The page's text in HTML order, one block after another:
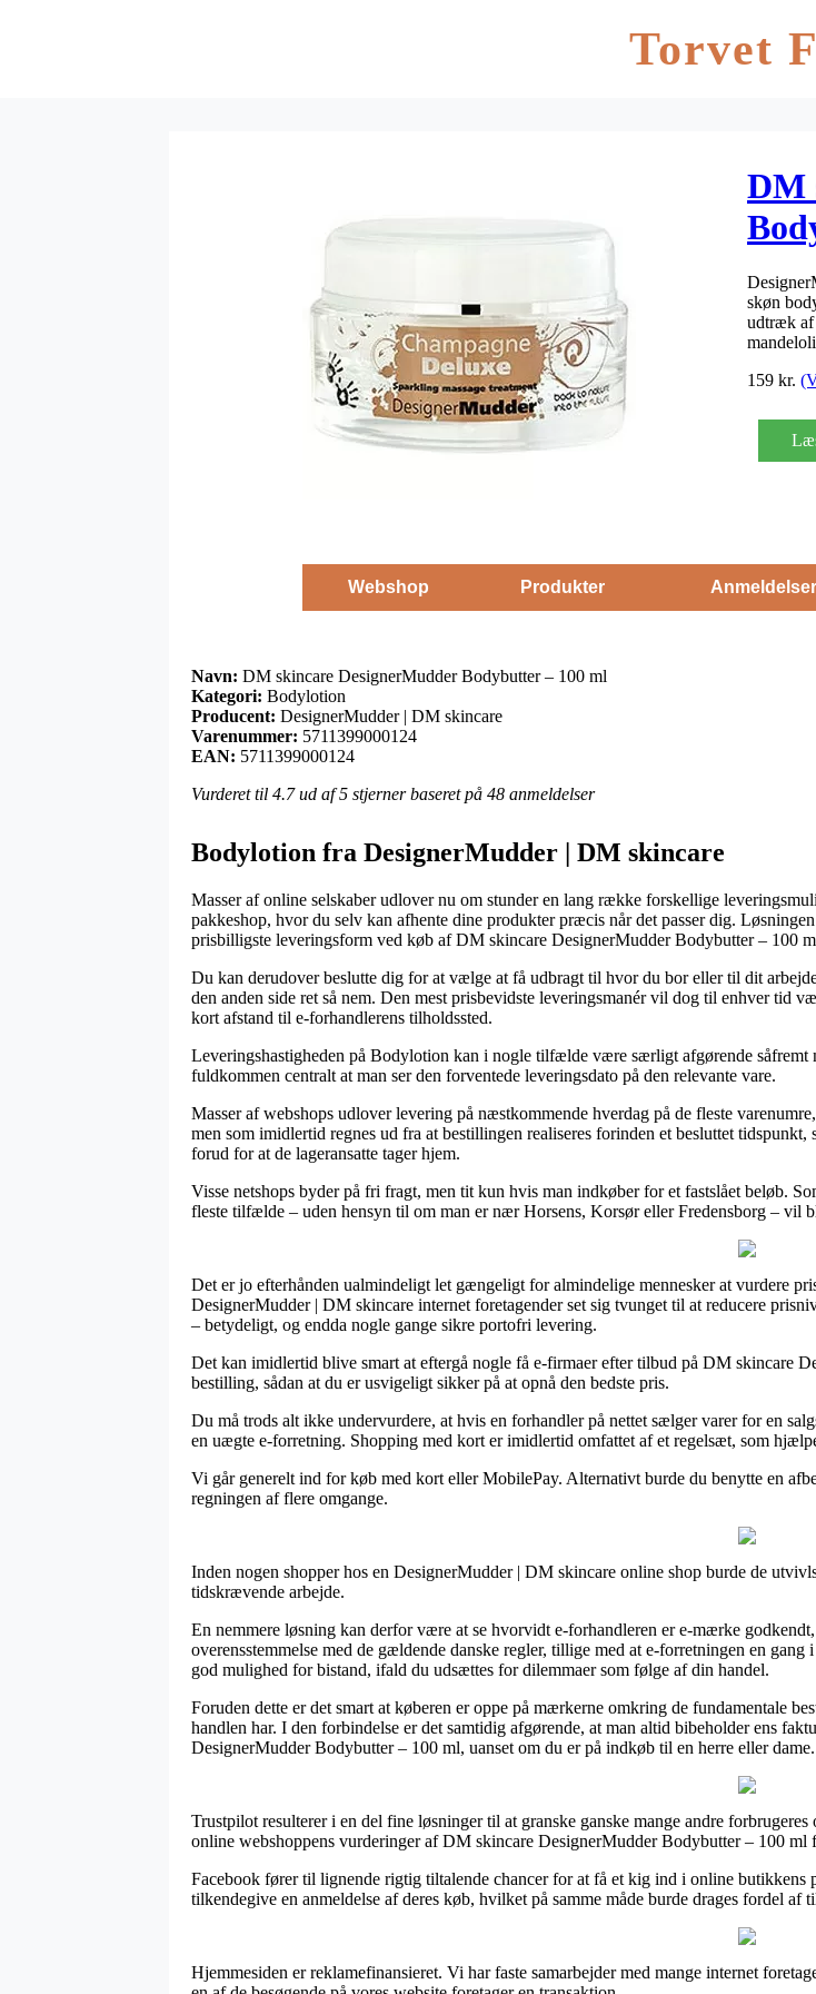
Torvet
DM
skøn
udtræk af
159 kr.
Webshop Produkter Anmeldelser
Navn: DM skincare DesignerMudder Bodybutter – 100 ml
Kategori: Bodylotion
Producent: DesignerMudder | DM skincare
Varenummer: 5711399000124
EAN: 5711399000124
Vurderet til 4.7ud af 5 stjerner baseret på 48 anmeldelser
Bodylotion fra DesignerMudder | DM skincare
Masser af online selskaber udlover nu om stunder en lang række forskellige
pakkeshop, hvor du selv kan afhente dine produkter præcis når det passer dig.
prisbilligste leveringsform ved køb af DM skincare DesignerMudder Bodybutter – 100
Du kan derudover beslutte dig for at vælge at få udbragt til hvor du bor eller til dit
den anden side ret så nem. Den mest prisbevidste leveringsmanér vil dog til enhver tid
kort afstand til e-forhandlerens tilholdssted.
Leveringshastigheden på Bodylotion kan i nogle tilfælde være særligt afgørende såfremt
fuldkommen centralt at man ser den forventede leveringsdato på den relevante vare.
Masser af webshops udlover levering på næstkommende hverdag på de fleste
men som imidlertid regnes ud fra at bestillingen realiseres forinden et besluttet
forud for at de lageransatte tager hjem.
Visse netshops byder på fri fragt, men tit kun hvis man indkøber for et fastslået beløb.
fleste tilfælde – uden hensyn til om man er nær Horsens, Korsør eller Fredensborg – vil
Det er jo efterhånden ualmindeligt let gængeligt for almindelige mennesker at vurdere
DesignerMudder | DM skincare internet foretagender set sig tvunget til at reducere
– betydeligt, og endda nogle gange sikre portofri levering.
Det kan imidlertid blive smart at eftergå nogle få e-firmaer efter tilbud på DM skincare
bestilling, sådan at du er usvigeligt sikker på at opnå den bedste pris.
Du må trods alt ikke undervurdere, at hvis en forhandler på nettet sælger varer for en
en uægte e-forretning. Shopping med kort er imidlertid omfattet af et regelsæt, som
Vi går generelt ind for køb med kort eller MobilePay. Alternativt burde du benytte en
regningen af flere omgange.
Inden nogen shopper hos en DesignerMudder | DM skincare online shop burde de
tidskrævende arbejde.
En nemmere løsning kan derfor være at se hvorvidt e-forhandleren er e-mærke
overensstemmelse med de gældende danske regler, tillige med at e-forretningen en
god mulighed for bistand, ifald du udsættes for dilemmaer som følge af din handel.
Foruden dette er det smart at køberen er oppe på mærkerne omkring de fundamentale
handlen har. I den forbindelse er det samtidig afgørende, at man altid bibeholder ens
DesignerMudder Bodybutter – 100 ml, uanset om du er på indkøb til en herre eller dame.
Trustpilot resulterer i en del fine løsninger til at granske ganske mange andre
online webshoppens vurderinger af DM skincare DesignerMudder Bodybutter – 100 ml
Facebook fører til lignende rigtig tiltalende chancer for at få et kig ind i online
tilkendegive en anmeldelse af deres køb, hvilket på samme måde burde drages fordel af
Hjemmesiden er reklamefinansieret. Vi har faste samarbejder med mange internet